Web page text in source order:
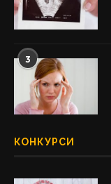
3
КОНКУРСИ